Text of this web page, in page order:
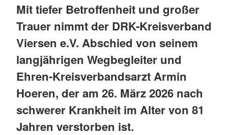
Mit tiefer Betroffenheit und großer
Trauer nimmt der DRK-Kreisverband
Viersen e.V. Abschied von seinem
langjährigen Wegbegleiter und
Ehren-Kreisverbandsarzt Armin
Hoeren, der am 26. März 2026 nach
schwerer Krankheit im Alter von 81
Jahren verstorben ist.